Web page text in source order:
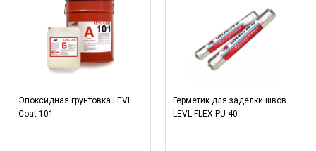
Эпоксидная грунтовка LEVL
Coat 101
Герметик для заделки швов
LEVL FLEX PU 40